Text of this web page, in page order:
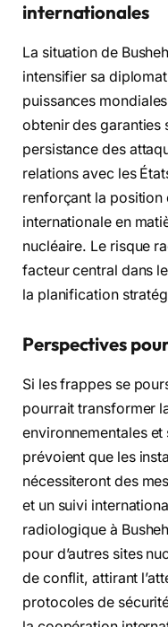
internationales
La situation de
intensifier sa
puissances
obtenir des garanties
persistance des
relations avec les
renforçant la position
internationale en
nucléaire. Le risque
facteur central dans
la planification
Perspectives
Si les frappes se
pourrait transformer
environnementales
prévoient que les
nécessiteront des
et un suivi
radiologique à
pour d’autres sites
de conflit, attirant
protocoles de